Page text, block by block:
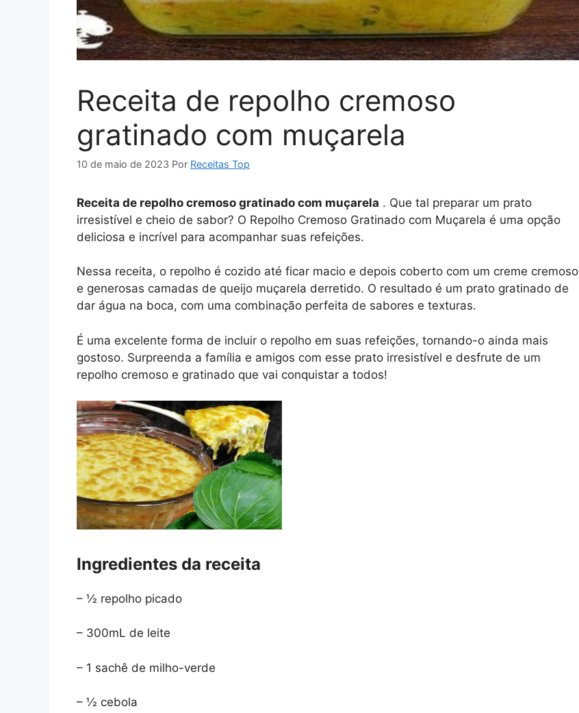
Receita de repolho cremoso
gratinado com muçarela
10 de maio de 2023 Por Receitas Top
Receita de repolho cremoso gratinado com muçarela . Que tal preparar um prato
irresistível e cheio de sabor? O Repolho Cremoso Gratinado com Muçarela é uma opção
deliciosa e incrível para acompanhar suas refeições.
Nessa receita, o repolho é cozido até ficar macio e depois coberto com um creme cremoso
e generosas camadas de queijo muçarela derretido. O resultado é um prato gratinado de
dar água na boca, com uma combinação perfeita de sabores e texturas.
É uma excelente forma de incluir o repolho em suas refeições, tornando-o ainda mais
gostoso. Surpreenda a família e amigos com esse prato irresistível e desfrute de um
repolho cremoso e gratinado que vai conquistar a todos!
Ingredientes da receita
– ½ repolho picado
– 300mL de leite
– 1 sachê de milho-verde
– ½ cebola